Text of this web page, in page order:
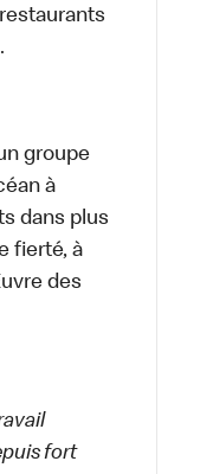
groupe
à
dans plus
fierté, à
des
fort